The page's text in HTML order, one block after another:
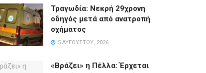
Τραγωδία: Νεκρή 29χρονη
οδηγός μετά από ανατροπή
οχήματος
5 ΑΥΓΟΎΣΤΟΥ, 2026
«Βράζει» η Πέλλα: Έρχεται